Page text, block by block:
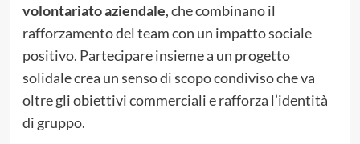
volontariato aziendale, che combinano il
rafforzamento del team con un impatto sociale
positivo. Partecipare insieme a un progetto
solidale crea un senso di scopo condiviso che va
oltre gli obiettivi commerciali e rafforza l’identità
di gruppo.